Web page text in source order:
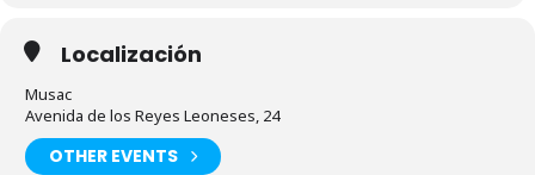
Localización
Musac
Avenida de los Reyes Leoneses, 24
OTHER EVENTS